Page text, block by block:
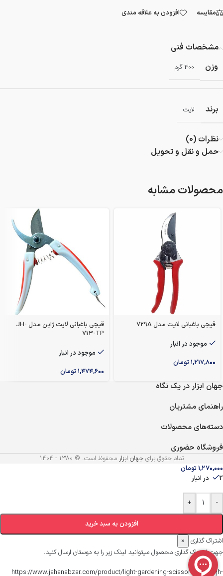
مقایسه
افزودن به علاقه مندی
مشخصات فنی
وزن
300 گرم
برند لایت
نظرات (0)
حمل و نقل و تحویل
محصولات مشابه
قیچی باغبانی لایت مدل 729A
موجود در انبار
۱,۲۱۷,۸۰۰تومان
قیچی باغبانی لایت ژاپن مدل JH-
713-TP
موجود در انبار
۱,۴۷۴,۶۰۰تومان
جهان ابزار در یک نگاه
راهنمای مشتریان
دسته‌های محصولات
فروشگاه حضوری
تمام حقوق برایجهان ابزار محفوظ است. © 1380 - 1404
۱,۲۷۰,۰۰۰تومان
2 در انبار
-
+
افزودن به سبد خرید
اشتراک گذاری
×
جهت اشتراک گذاری محصول میتوانید لینک زیر را به دوستان ارسال کنید.
https://www.jahanabzar.com/product/light-gardening-scissors-model-jh-